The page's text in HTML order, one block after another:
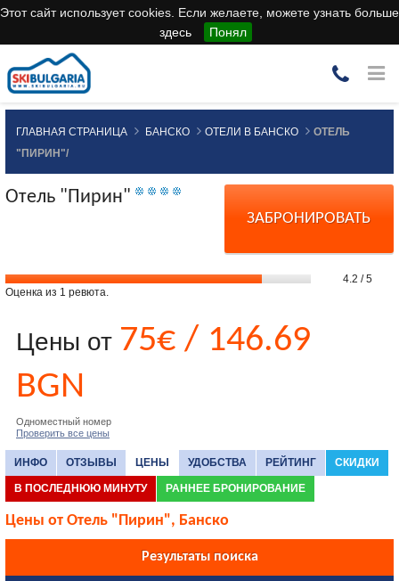
Этот сайт использует cookies. Если желаете, можете узнать больше
здесь
Понял
ГЛАВНАЯ СТРАНИЦА БАНСКО ОТЕЛИ В БАНСКО
ОТЕЛЬ
"ПИРИН"/
ЗАБРОНИРОВАТЬ
Отель "Пирин"
4.2 / 5
Оценка из 1 ревюта.
Цены от 75€ / 146.69
BGN
Одноместный номер
Проверить все цены
ИНФО ОТЗЫВЫ ЦЕНЫ УДОБСТВА РЕЙТИНГ СКИДКИ
В ПОСЛЕДНЮЮ МИНУТУ РАННЕЕ БРОНИРОВАНИЕ
Цены от Отель "Пирин", Банско
Результаты поиска